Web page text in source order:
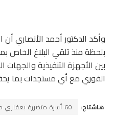
وأكد الدكتور أحمد الأنصاري
بلحظة منذ تلقي البلاغ الخاص
بين الأجهزة التنفيذية
الفوري مع أي مستجدات بما
هاشتاج: 60 أسرة متضررة بعقاري كفرطهرمس